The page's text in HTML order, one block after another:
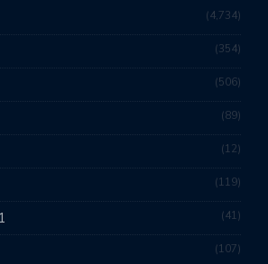
4,734
354
506
89
12
119
41
107